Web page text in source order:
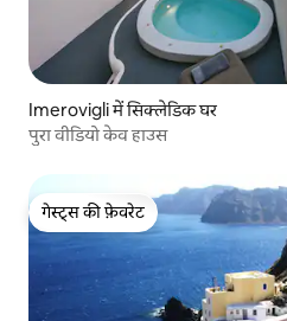
Imerovigli में सिक्लेडिक घर
पुरा वीडियो केव हाउस
गेस्ट्स की फ़ेवरेट
गेस्ट्स की फ़ेवरेट